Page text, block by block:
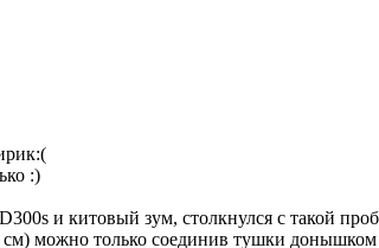
:)
и китовый зум, столкнулся с такой
можно только соединив тушки